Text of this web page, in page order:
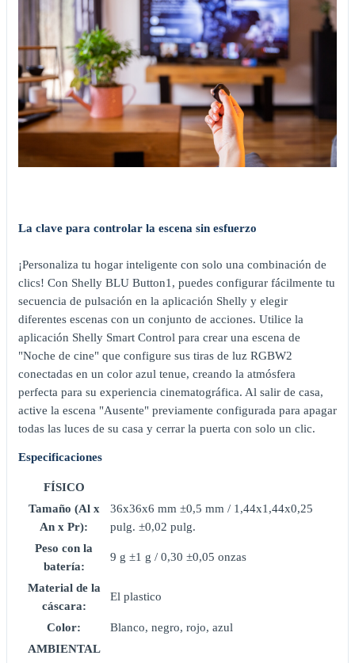
La clave para controlar la escena sin esfuerzo
¡Personaliza tu hogar inteligente con solo una combinación de
clics! Con Shelly BLU Button1, puedes configurar fácilmente tu
secuencia de pulsación en la aplicación Shelly y elegir
diferentes escenas con un conjunto de acciones. Utilice la
aplicación Shelly Smart Control para crear una escena de
"Noche de cine" que configure sus tiras de luz RGBW2
conectadas en un color azul tenue, creando la atmósfera
perfecta para su experiencia cinematográfica. Al salir de casa,
active la escena "Ausente" previamente configurada para apagar
todas las luces de su casa y cerrar la puerta con solo un clic.
Especificaciones
FÍSICO
Tamaño (Al x
An x Pr):
36x36x6 mm ±0,5 mm / 1,44х1,44х0,25
pulg. ±0,02 pulg.
Peso con la
batería:
9 g ±1 g / 0,30 ±0,05 onzas
Material de la
cáscara:
El plastico
Color:
Blanco, negro, rojo, azul
AMBIENTAL